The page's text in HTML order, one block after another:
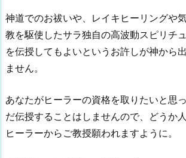
神道でのお祓いや、レイキヒーリングや
教を駆使したサラ独自の高波動スピリチ
を伝授してもよいというお許しが神から
ません。
あなたがヒーラーの資格を取りたいと思
だ伝授することはしませんので、どうか
ヒーラーからご教授願われますように。